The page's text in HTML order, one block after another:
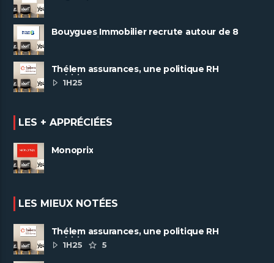
Bouygues Immobilier recrute autour de 8
Thélem assurances, une politique RH
ambitieuse
1H25
LES + APPRÉCIÉES
Monoprix
LES MIEUX NOTÉES
Thélem assurances, une politique RH
ambitieuse
1H25 5